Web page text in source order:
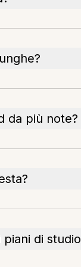
da più note?
di